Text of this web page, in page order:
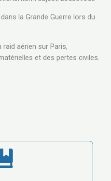
la Grande Guerre lors du
raid aérien sur Paris,
et des pertes civiles.